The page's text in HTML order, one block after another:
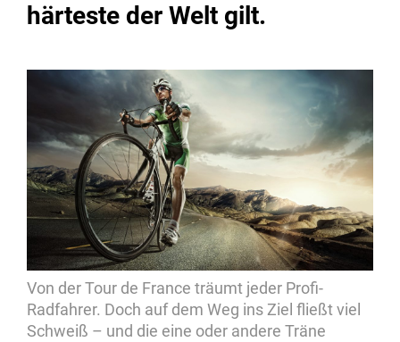
härteste der Welt gilt.
Von der Tour de France träumt jeder Profi-
Radfahrer. Doch auf dem Weg ins Ziel fließt viel
Schweiß – und die eine oder andere Träne